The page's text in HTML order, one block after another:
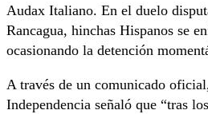
Audax Italiano. En el duelo
Rancagua, hinchas Hispanos se
ocasionando la detención
A través de un comunicado
Independencia señaló que “tras